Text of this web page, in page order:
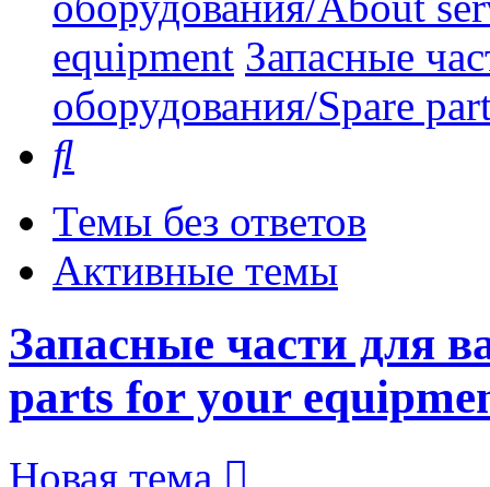
equipment Запасные
оборудования/Spare
Темы без ответов
Активные темы
Запасные части для
parts for your
Новая тема